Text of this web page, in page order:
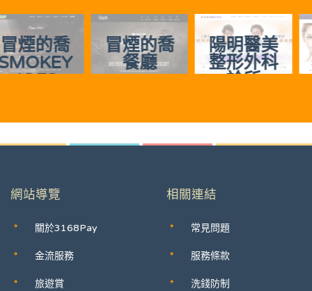
冒煙的喬
餐廳
陽明醫美
整形外科
診所
慈美時尚
診所
網站導覽
關於3168Pay
金流服務
旅遊賞
相關連結
常見問題
服務條款
洗錢防制